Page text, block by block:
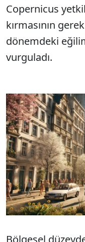
Copernicus
kırmasının
dönemdeki
vurguladı.